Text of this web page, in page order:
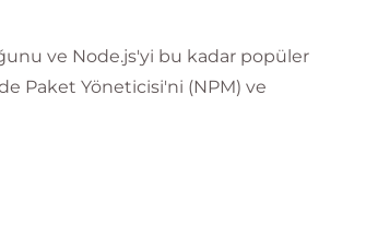
ve Node.js'yi bu kadar popüler
Paket Yöneticisi'ni (NPM) ve